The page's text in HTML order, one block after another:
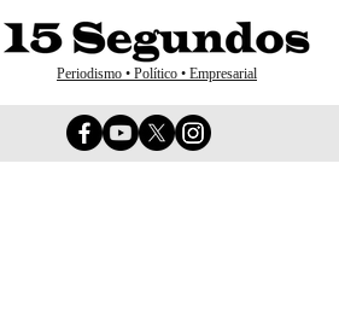
Periodismo • Político • Empresarial